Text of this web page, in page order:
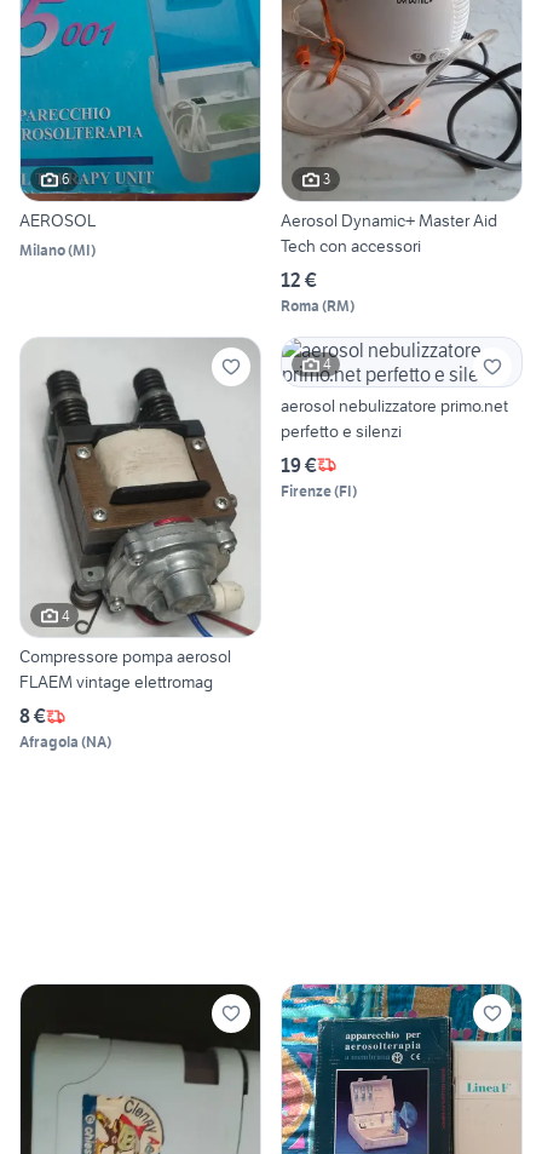
6
AEROSOL
Milano(MI)
3
Aerosol Dynamic+ Master Aid
Tech con accessori
12 €
Roma (RM)
4
Compressore pompa aerosol
FLAEM vintage elettromag
8 €
Afragola (NA)
4
aerosol nebulizzatore primo.net
perfetto e silenzi
19 €
Firenze(FI)